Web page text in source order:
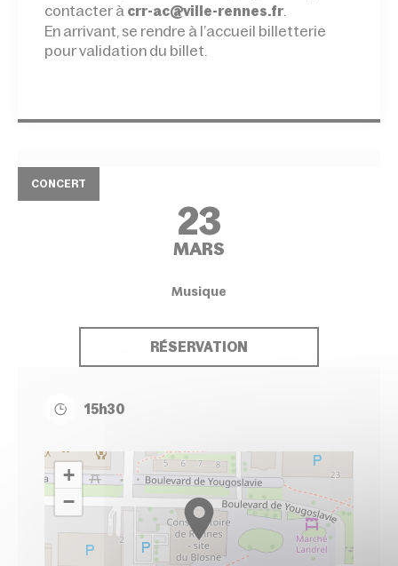
contacter à crr-ac@ville-rennes.fr
En arrivant, se rendre à l’accueil billetterie
pour validation du billet.
CONCERT
23
MARS
Musique
RÉSERVATION
15h30
+
−